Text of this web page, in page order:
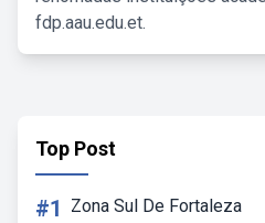
fdp.aau.edu.et.
Top Post
#1 Zona Sul De Fortaleza